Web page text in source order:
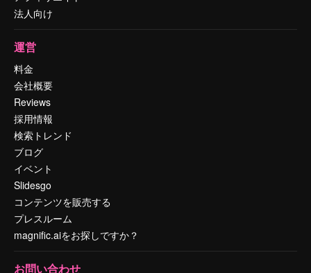
法人向け
運営
料金
会社概要
Reviews
採用情報
検索トレンド
ブログ
イベント
Slidesgo
コンテンツを販売する
プレスルーム
magnific.aiをお探しですか？
お問い合わせ